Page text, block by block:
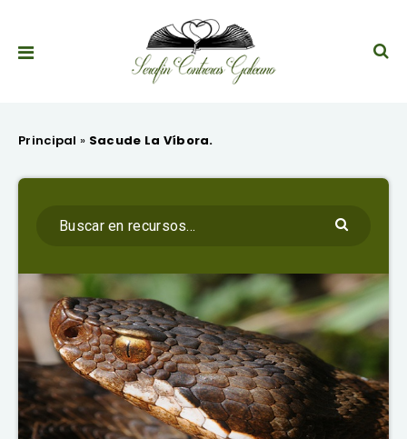
Principal » Sacude La Víbora.